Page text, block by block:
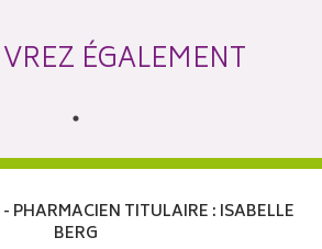
ÉGALEMENT
PHARMACIEN TITULAIRE : ISABELLE
BERG